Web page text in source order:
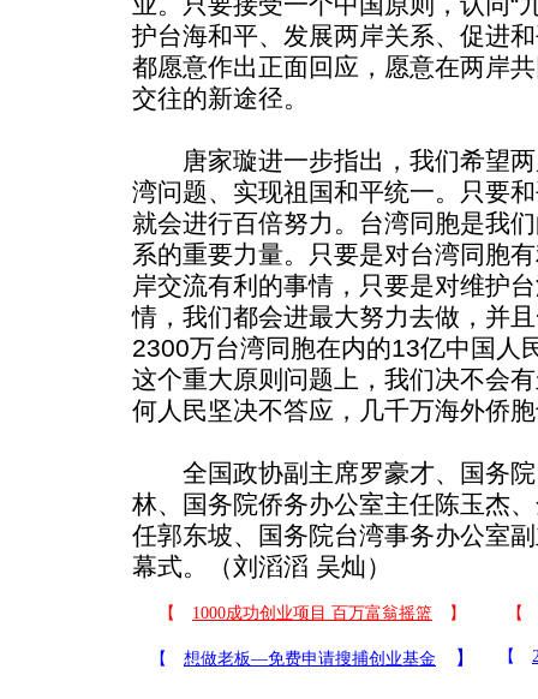
护台海和平、发展两岸关系、促进
都愿意作出正面回应，愿意在两岸
交往的新途径。
唐家璇进一步指出，我们希望两
湾问题、实现祖国和平统一。只要
就会进行百倍努力。台湾同胞是我
系的重要力量。只要是对台湾同胞
岸交流有利的事情，只要是对维护
情，我们都会进最大努力去做，并
2300万台湾同胞在内的13亿中国人
这个重大原则问题上，我们决不会
何人民坚决不答应，几千万海外侨
全国政协副主席罗豪才、国务院
林、国务院侨务办公室主任陈玉杰
任郭东坡、国务院台湾事务办公室
幕式。（刘滔滔 吴灿）